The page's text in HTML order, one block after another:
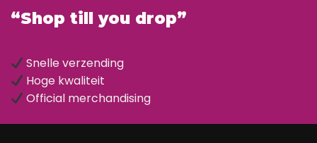
“Shop till you drop”
Snelle verzending
Hoge kwaliteit
Official merchandising